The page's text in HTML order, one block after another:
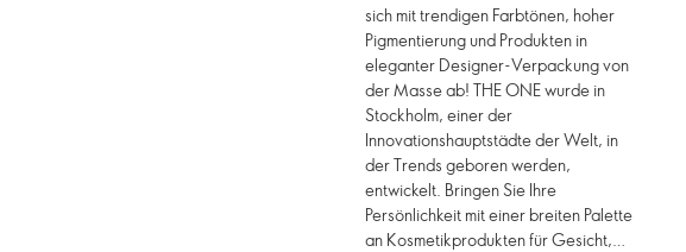
sich mit trendigen Farbtönen, hoher
Pigmentierung und Produkten in
eleganter Designer-Verpackung von
der Masse ab! THE ONE wurde in
Stockholm, einer der
Innovationshauptstädte der Welt, in
der Trends geboren werden,
entwickelt. Bringen Sie Ihre
Persönlichkeit mit einer breiten Palette
an Kosmetikprodukten für Gesicht,